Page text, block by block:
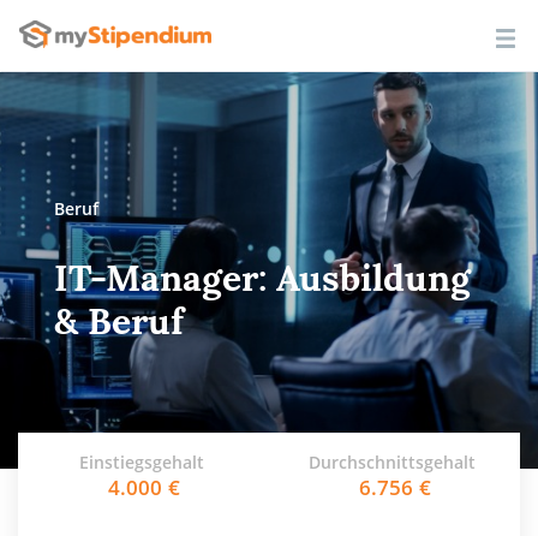
Beruf
IT-Manager: Ausbildung
& Beruf
Einstiegsgehalt
4.000
Durchschnittsgehalt
6.756